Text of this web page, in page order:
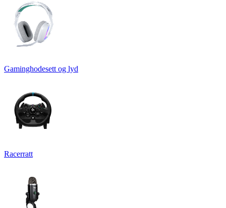
Gaminghodesett og lyd
Racerratt